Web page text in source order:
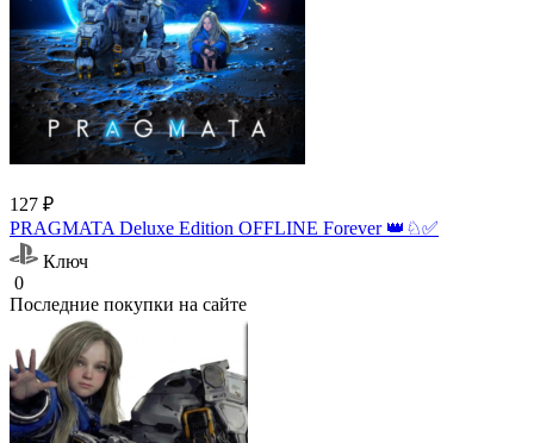
127 ₽
PRAGMATA Deluxe Edition OFFLINE Forever 👑♘✅
Ключ
0
Последние покупки на сайте